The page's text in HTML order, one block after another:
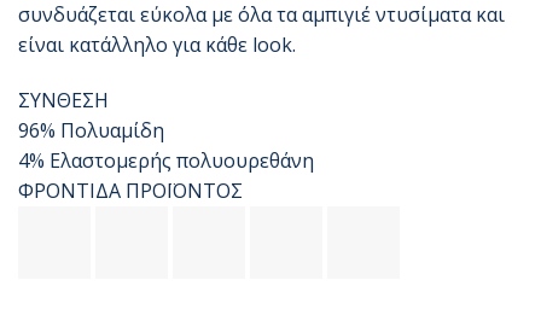
συνδυάζεται εύκολα με όλα τα αμπιγιέ ντυσίματα και
είναι κατάλληλο για κάθε look.
ΣΥΝΘΕΣΗ
96% Πολυαμίδη
4% Ελαστομερής πολυουρεθάνη
ΦΡΟΝΤΙΔΑ ΠΡΟΪΟΝΤΟΣ